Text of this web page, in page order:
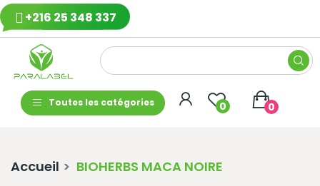
+216 25 348 337
Toutes les catégories 0 0
Accueil BIOHERBS MACA NOIRE